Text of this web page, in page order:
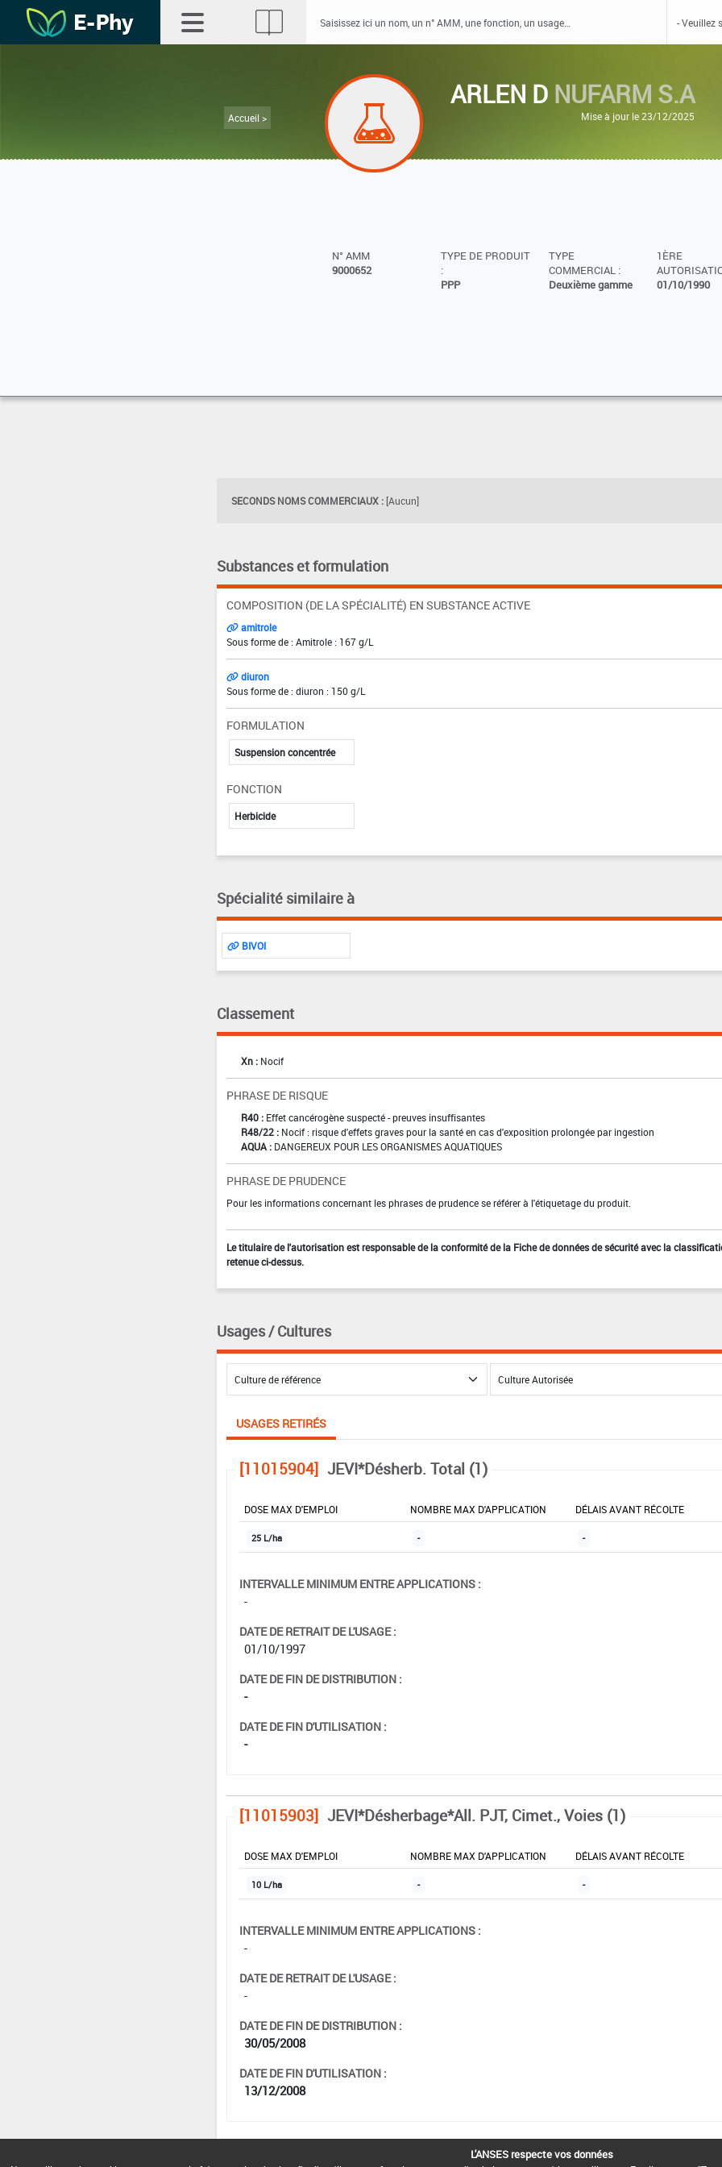
Accueil >
ARLEN D NUFARM S.A
Mise à jour le 23/12/2025
N° AMM
9000652
TYPE DE PRODUIT
:
PPP
TYPE
COMMERCIAL :
Deuxième gamme
1ÈRE
01/10/1990
SECONDS NOMS COMMERCIAUX : [Aucun]
Substances et formulation
COMPOSITION (DE LA SPÉCIALITÉ) EN SUBSTANCE ACTIVE
amitrole
Sous forme de : Amitrole : 167 g/L
diuron
Sous forme de : diuron : 150 g/L
FORMULATION
Suspension concentrée
FONCTION
Herbicide
Spécialité similaire à
BIVOI
Classement
Xn : Nocif
PHRASE DE RISQUE
R40 : Effet cancérogène suspecté - preuves insuffisantes
R48/22 : Nocif : risque d'effets graves pour la santé en cas d'exposition prolongée par ingestion
AQUA : DANGEREUX POUR LES ORGANISMES AQUATIQUES
PHRASE DE PRUDENCE
Pour les informations concernant les phrases de prudence se référer à l'étiquetage du produit.
Le titulaire de l'autorisation est responsable de la conformité de la Fiche de données de sécurité avec la
retenue ci-dessus.
Usages / Cultures
USAGES RETIRÉS
[11015904] JEVI*Désherb. Total (1)
DOSE MAX D'EMPLOI NOMBRE MAX D'APPLICATION DÉLAIS AVANT RÉCOLTE
25 L/ha - -
INTERVALLE MINIMUM ENTRE APPLICATIONS :
-
DATE DE RETRAIT DE L'USAGE :
01/10/1997
DATE DE FIN DE DISTRIBUTION :
-
DATE DE FIN D'UTILISATION :
-
[11015903] JEVI*Désherbage*All. PJT, Cimet., Voies (1)
DOSE MAX D'EMPLOI NOMBRE MAX D'APPLICATION DÉLAIS AVANT RÉCOLTE
10 L/ha - -
INTERVALLE MINIMUM ENTRE APPLICATIONS :
-
DATE DE RETRAIT DE L'USAGE :
-
DATE DE FIN DE DISTRIBUTION :
30/05/2008
DATE DE FIN D'UTILISATION :
13/12/2008
L'ANSES respecte vos données